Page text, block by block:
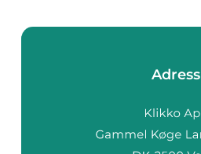
Adress